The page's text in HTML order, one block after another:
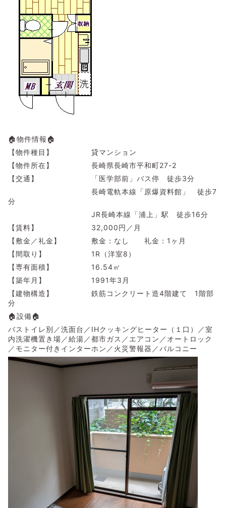
🏠物件情報🏠
【物件種目】 貸マンション
【物件所在】 長崎県長崎市平和町27-2
【交通】 「医学部前」バス停 徒歩3分
長崎電軌本線「原爆資料館」 徒歩7
分
JR長崎本線「浦上」駅 徒歩16分
【賃料】 32,000円／月
【敷金／礼金】 敷金：なし 礼金：1ヶ月
【間取り】 1R（洋室8）
【専有面積】 16.54㎡
【築年月】 1991年3月
【建物構造】 鉄筋コンクリート造4階建て 1階部
分
🏠設備🏠
バストイレ別／洗面台／IHクッキングヒーター（１口）／室
内洗濯機置き場／給湯／都市ガス／エアコン／オートロック
／モニター付きインターホン／火災警報器／バルコニー